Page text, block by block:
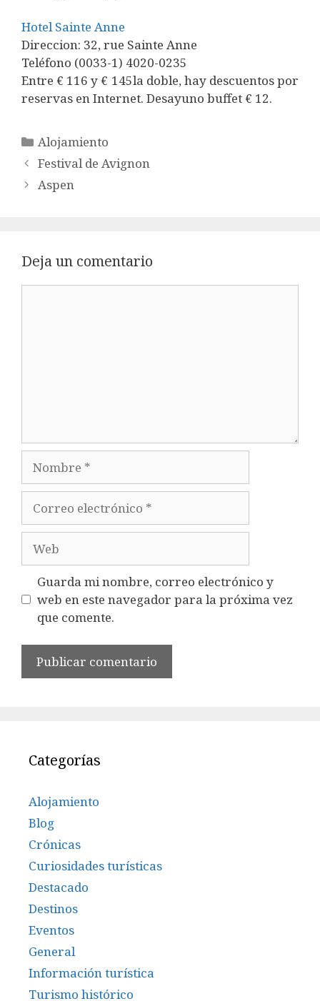
Hotel Sainte Anne
Direccion: 32, rue Sainte Anne
Teléfono (0033-1) 4020-0235
Entre € 116 y € 145la doble, hay descuentos por
reservas en Internet. Desayuno buffet € 12.
Categorías
Alojamiento
Festival de Avignon
Aspen
Deja un comentario
Nombre
electrónico
Guarda mi nombre, correo electrónico y
web en este navegador para la próxima vez
que comente.
Categorías
Alojamiento
Blog
Crónicas
Curiosidades turísticas
Destacado
Destinos
Eventos
General
Información turística
Turismo histórico